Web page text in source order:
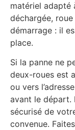
matériel adapté
déchargée,
démarrage : il
place.
Si la panne ne
deux-roues est
ou vers
avant le départ.
sécurisé de
convenue.